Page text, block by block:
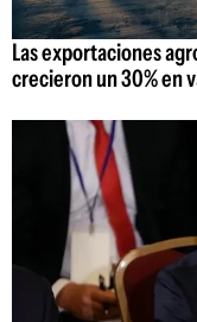
Las exportaciones
crecieron un 30% en